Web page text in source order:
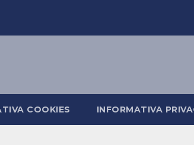
COOKIES INFORMATIVA